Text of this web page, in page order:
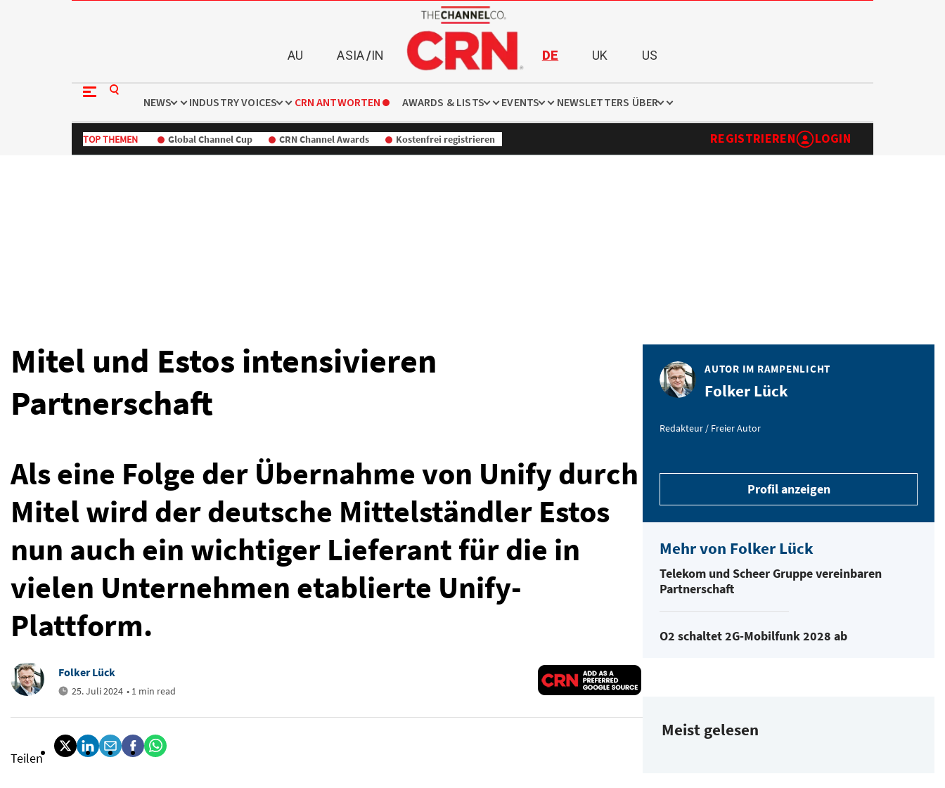
AU ASIA/IN DE UK US
NEWS INDUSTRY VOICES CRN ANTWORTEN AWARDS & LISTS EVENTS NEWSLETTERS ÜBER
TOP THEMEN Global Channel Cup CRN Channel Awards Kostenfrei registrieren REGISTRIEREN LOGIN
Mitel und Estos intensivieren
Partnerschaft
Als eine Folge der Übernahme von Unify durch
Mitel wird der deutsche Mittelständler Estos
nun auch ein wichtiger Lieferant für die in
vielen Unternehmen etablierte Unify-
Plattform.
Folker Lück
25. Juli 2024 • 1 min read
Teilen
AUTOR IM RAMPENLICHT
Folker Lück
Redakteur / Freier Autor
Profil anzeigen
Mehr von Folker Lück
Telekom und Scheer Gruppe vereinbaren
Partnerschaft
O2 schaltet 2G-Mobilfunk 2028 ab
Meist gelesen